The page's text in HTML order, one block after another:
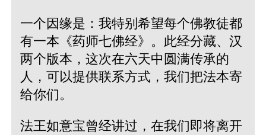
一个因缘是：我特别希望每个佛教徒都
有一本《药师七佛经》。此经分藏、汉
两个版本，这次在六天中圆满传承的
人，可以提供联系方式，我们把法本寄
给你们。
法王如意宝曾经讲过，在我们即将离开